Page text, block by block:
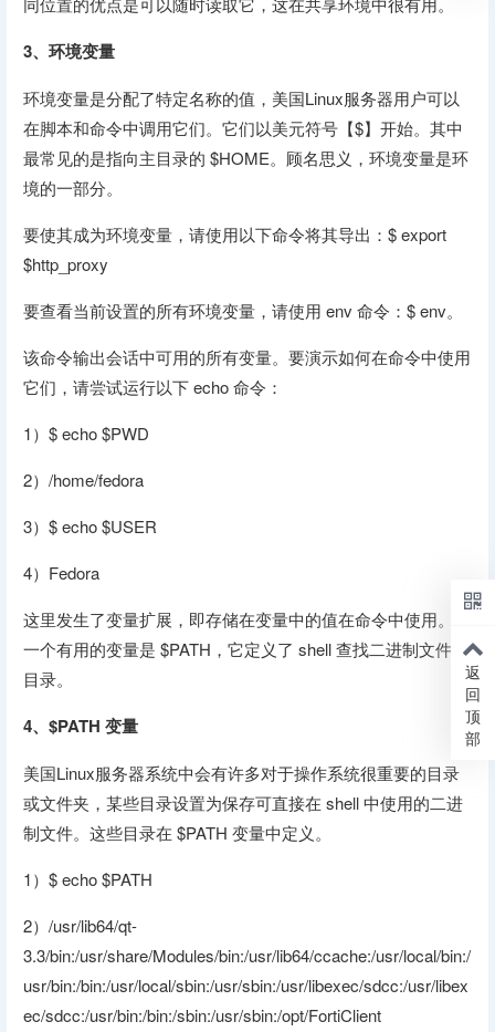
3、环境变量
环境变量是分配了特定名称的值，美国Linux服务器用户可以
在脚本和命令中调用它们。它们以美元符号【$】开始。其中
最常见的是指向主目录的 $HOME。顾名思义，环境变量是环
境的一部分。
要使其成为环境变量，请使用以下命令将其导出：$ export
$http_proxy
要查看当前设置的所有环境变量，请使用 env 命令：$ env。
该命令输出会话中可用的所有变量。要演示如何在命令中使用
它们，请尝试运行以下 echo 命令：
1）$ echo $PWD
2）/home/fedora
3）$ echo $USER
4）Fedora
这里发生了变量扩展，即存储在变量中的值在命令中使用。另
一个有用的变量是 $PATH，它定义了 shell 查找二进制文件的
目录。
4、$PATH 变量
美国Linux服务器系统中会有许多对于操作系统很重要的目录
或文件夹，某些目录设置为保存可直接在 shell 中使用的二进
制文件。这些目录在 $PATH 变量中定义。
1）$ echo $PATH
2）/usr/lib64/qt-
3.3/bin:/usr/share/Modules/bin:/usr/lib64/ccache:/usr/local/bin:/
usr/bin:/bin:/usr/local/sbin:/usr/sbin:/usr/libexec/sdcc:/usr/libex
ec/sdcc:/usr/bin:/bin:/sbin:/usr/sbin:/opt/FortiClient
返
回
顶
部